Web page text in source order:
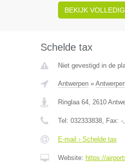
BEKIJK
Schelde tax
Niet gevestigd in de
Antwerpen»
Ringlaa 64, 2610
Tel: 032333838, Fax: -
E-mail › Schelde tax
Website: https://